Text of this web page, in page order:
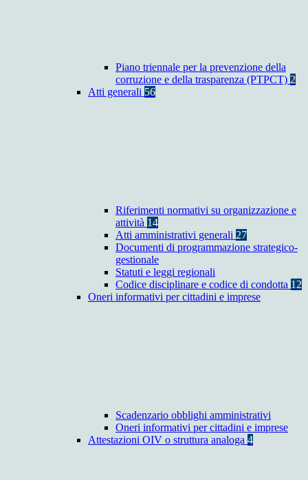
Piano triennale per la prevenzione della
corruzione e della trasparenza (PTPCT) 2
Atti generali 56
Riferimenti normativi su organizzazione e
attività 14
Atti amministrativi generali 27
Documenti di programmazione strategico-
gestionale
Statuti e leggi regionali
Codice disciplinare e codice di condotta 12
Oneri informativi per cittadini e imprese
Scadenzario obblighi amministrativi
Oneri informativi per cittadini e imprese
Attestazioni OIV o struttura analoga 4